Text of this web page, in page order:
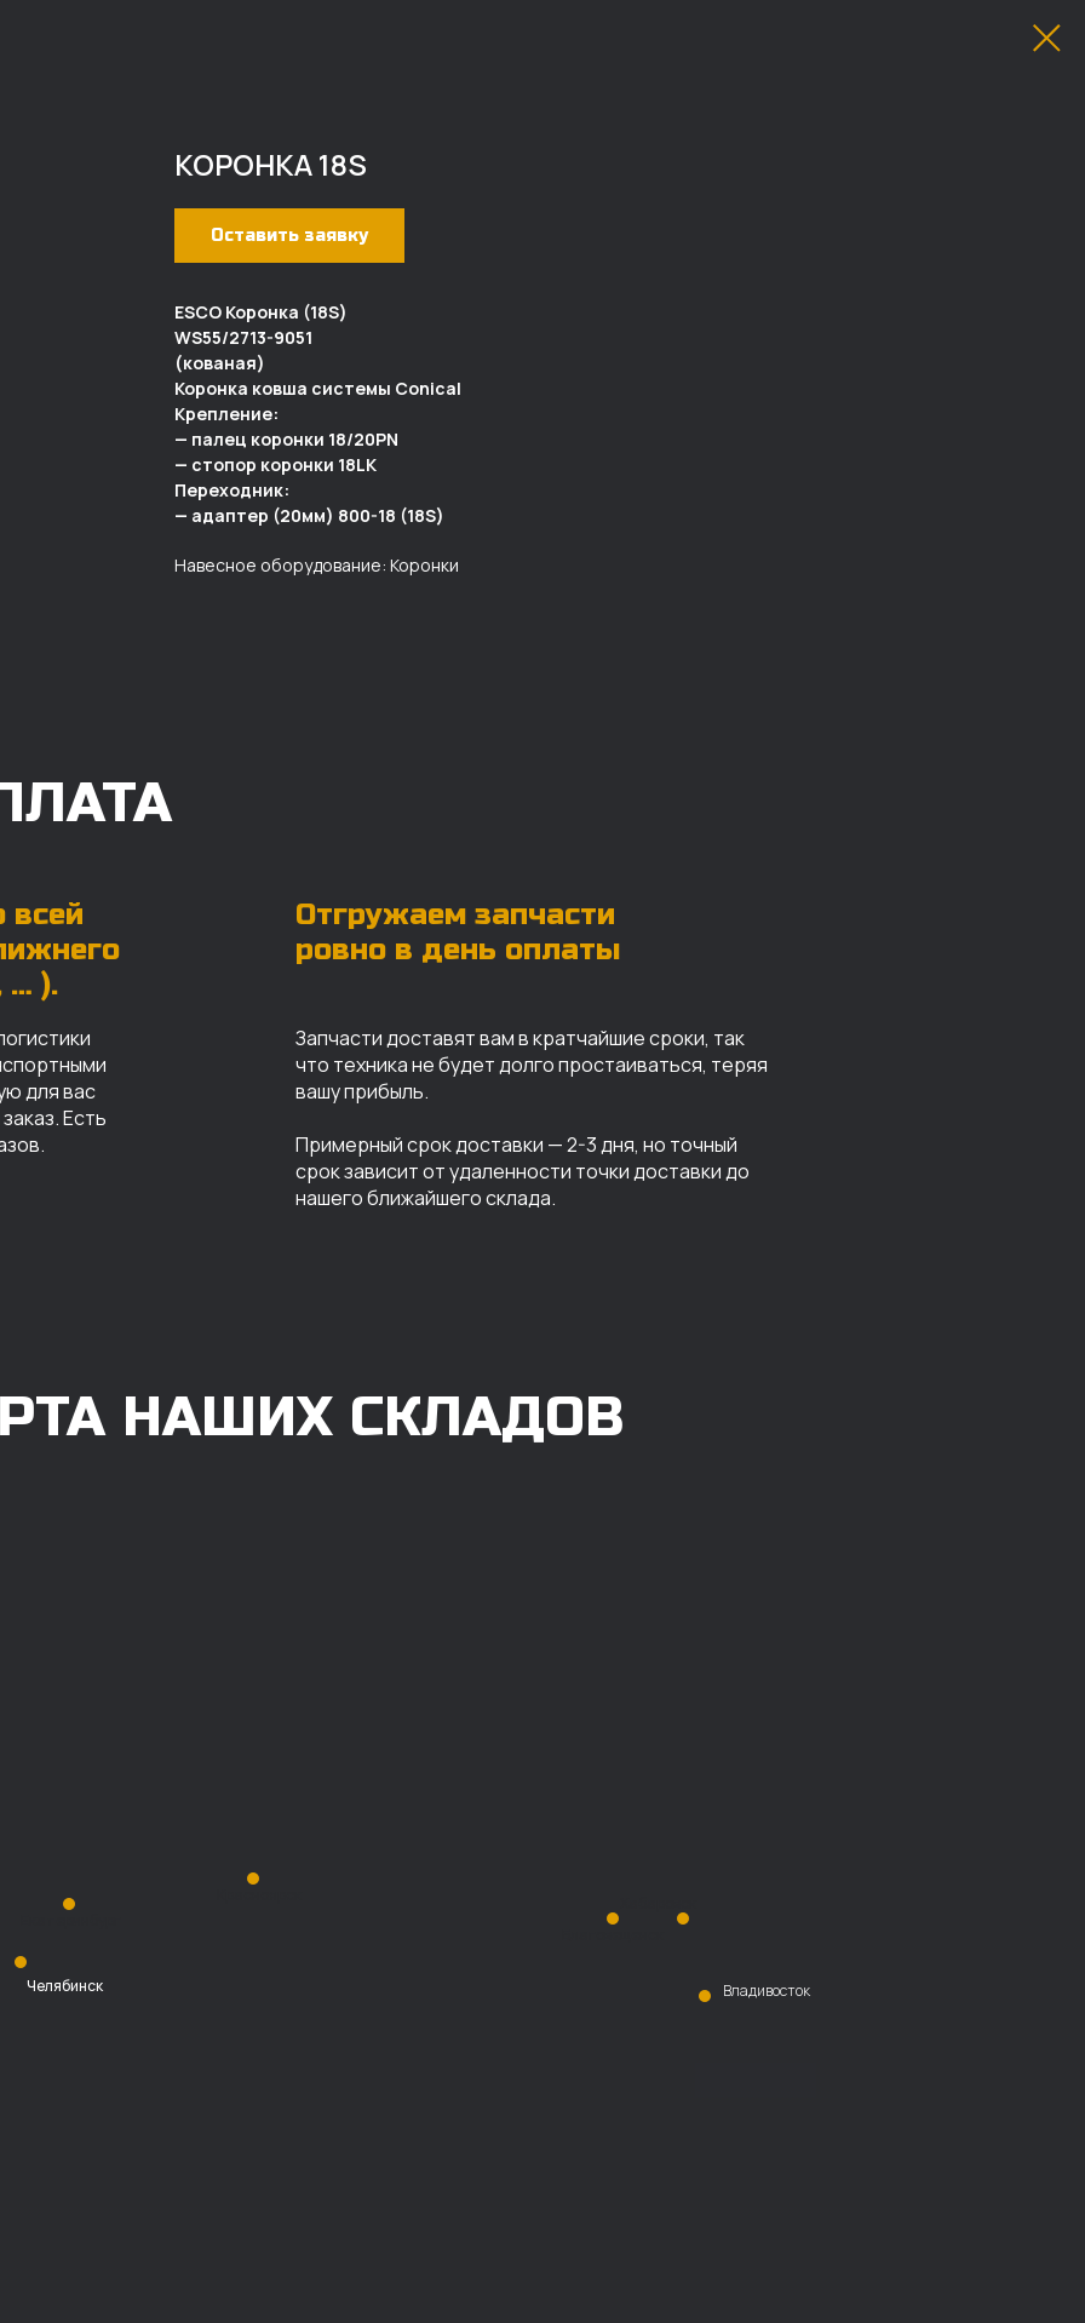
КОРОНКА 18S
Оставить заявку
ESCO Коронка (18S)
WS55/2713-9051
(кованая)
Коронка ковша системы Conical
Крепление:
— палец коронки 18/20PN
— стопор коронки 18LK
Переходник:
— адаптер (20мм) 800-18 (18S)
Навесное оборудование: Коронки
всей
… ).
Отгружаем запчасти
ровно в день оплаты
для вас
Есть
Запчасти доставят вам в кратчайшие сроки, так
что техника не будет долго простаиваться, теряя
вашу прибыль.
Примерный срок доставки — 2-3 дня, но точный
срок зависит от удаленности точки доставки до
нашего ближайшего склада.
Владивосток
Челябинск
НАШИХ СКЛАДОВ